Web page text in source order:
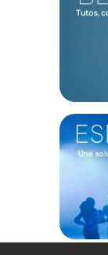
Offre valable
Code EAN
(1) Offre valable
d'achat, sur la
relais situé en